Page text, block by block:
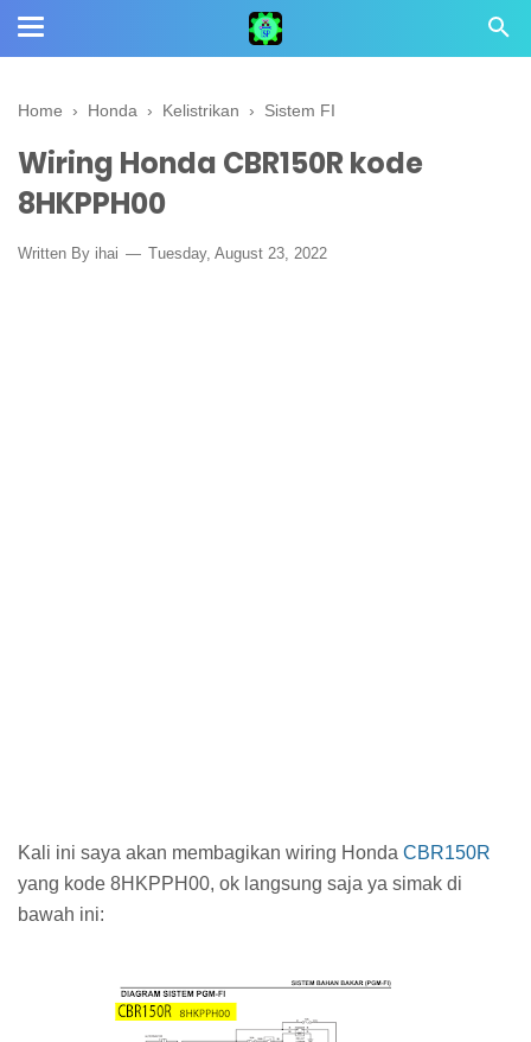
Home › Honda › Kelistrikan › Sistem FI
Wiring Honda CBR150R kode
8HKPPH00
Written By ihai Tuesday, August 23, 2022
Kali ini saya akan membagikan wiring Honda CBR150R
yang kode 8HKPPH00, ok langsung saja ya simak di
bawah ini: